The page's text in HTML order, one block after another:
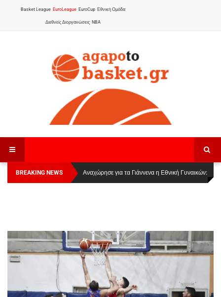
Basket League EuroLeague EuroCup Εθνική Ομάδα
Διεθνείς Διοργανώσεις NBA
BREAKING NEWS
Οι Πάνθηρες Καβάλας στην Women Basketball
League 1
Αναχώρησε για τα Γιάννενα η Εθνική Γυναικών: